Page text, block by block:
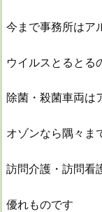
今まで事務所はア
ウイルスとるとる
除菌・殺菌車両は
オゾンなら隅々ま
訪問介護・訪問看
優れものです